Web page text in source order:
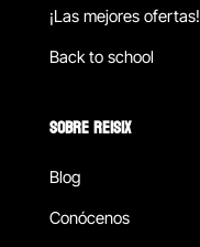
¡Las mejores ofertas!
Back to school
SOBRE REISIX
Blog
Conócenos